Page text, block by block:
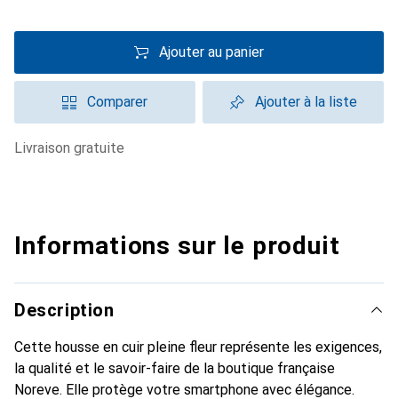
Ajouter au panier
Comparer Ajouter à la liste
livraison gratuite
Informations sur le produit
Description
Cette housse en cuir pleine fleur représente les exigences,
la qualité et le savoir-faire de la boutique française
Noreve. Elle protège votre smartphone avec élégance.